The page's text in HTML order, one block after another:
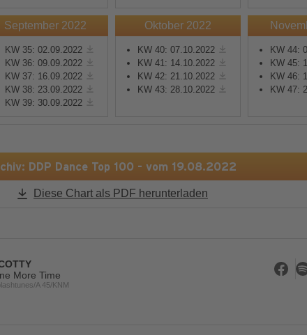
Usercentrics
Management
Mehr Informationen
Akzeptieren
powered byUsercentrics
September 2022
KW 35: 02.09.2022
KW 36: 09.09.2022
KW 37: 16.09.2022
KW 38: 23.09.2022
KW 39: 30.09.2022
Oktober 2022
KW 40: 07.10.2022
KW 41: 14.10.2022
KW 42: 21.10.2022
KW 43: 28.10.2022
KW 44:
KW 45:
KW 46:
KW 47:
DDP Dance Top 100 - vom 19.08.2022
Diese Chart als PDF herunterladen
More Time
A 45/KNM